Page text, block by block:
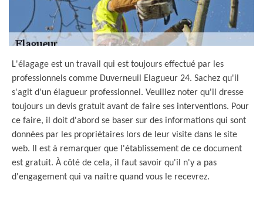
L'élagage est un travail qui est toujours effectué par les
professionnels comme Duverneuil Elagueur 24. Sachez qu'il
s'agit d'un élagueur professionnel. Veuillez noter qu'il dresse
toujours un devis gratuit avant de faire ses interventions. Pour
ce faire, il doit d'abord se baser sur des informations qui sont
données par les propriétaires lors de leur visite dans le site
web. Il est à remarquer que l'établissement de ce document
est gratuit. À côté de cela, il faut savoir qu'il n'y a pas
d'engagement qui va naître quand vous le recevrez.